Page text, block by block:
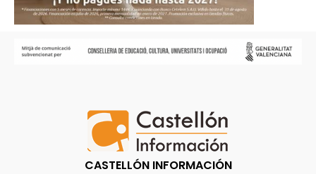
CASTELLÓN INFORMACIÓN